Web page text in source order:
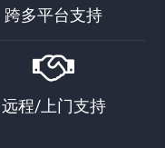
跨多平台支持
远程/上门支持